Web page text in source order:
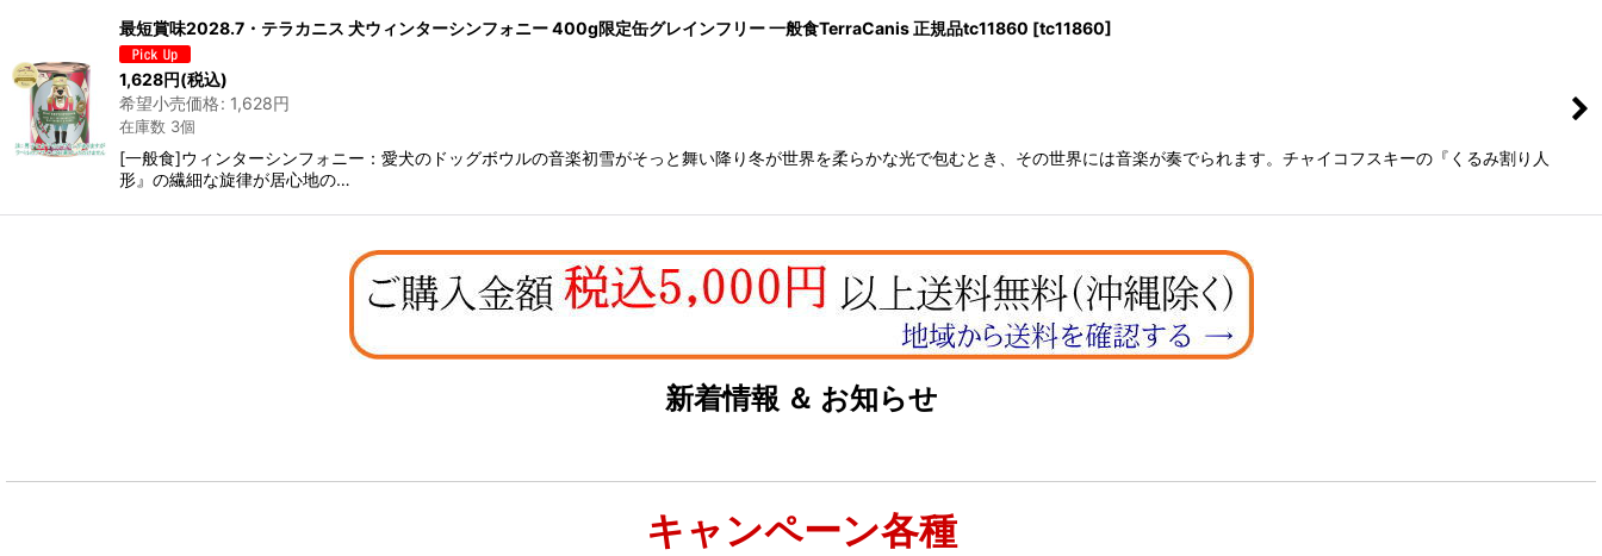
並び順:
絞り込む
最短賞味2028.7・テラカニス 犬ウィンターシンフォニー 400g限定缶グレインフリー 一般食TerraCanis 正規品tc11860 [tc11860]
1,628円(税込)
希望小売価格: 1,628円
在庫数 3個
[一般食]ウィンターシンフォニー：愛犬のドッグボウルの音楽初雪がそっと舞い降り冬が世界を柔らかな光で包むとき、その世界には音楽が奏でられます。チャイコフスキーの『くるみ割り人
形』の繊細な旋律が居心地の…
新着情報 ＆ お知らせ
キャンペーン各種